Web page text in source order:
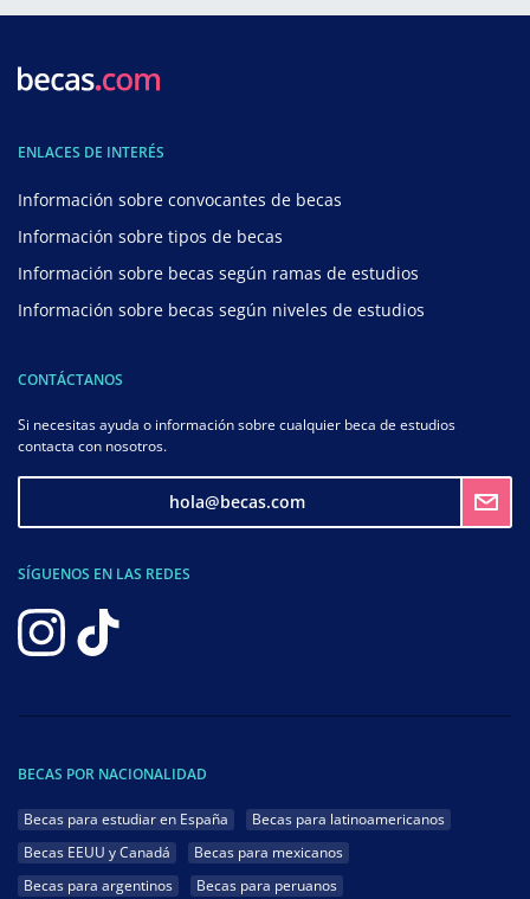
ENLACES DE INTERÉS
Información sobre convocantes de becas
Información sobre tipos de becas
Información sobre becas según ramas de estudios
Información sobre becas según niveles de estudios
CONTÁCTANOS
Si necesitas ayuda o información sobre cualquier beca de estudios
contacta con nosotros.
hola@becas.com
SÍGUENOS EN LAS REDES
BECAS POR NACIONALIDAD
Becas para estudiar en España
Becas para latinoamericanos
Becas EEUU y Canadá
Becas para mexicanos
Becas para argentinos
Becas para peruanos